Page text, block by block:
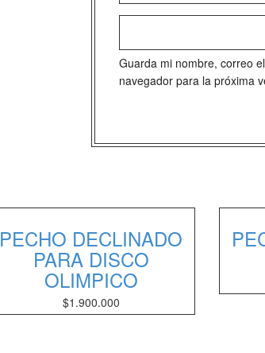
Guarda mi nombre, correo
navegador para la próxima
PECHO DECLINADO
PARA DISCO
OLIMPICO
$1.900.000